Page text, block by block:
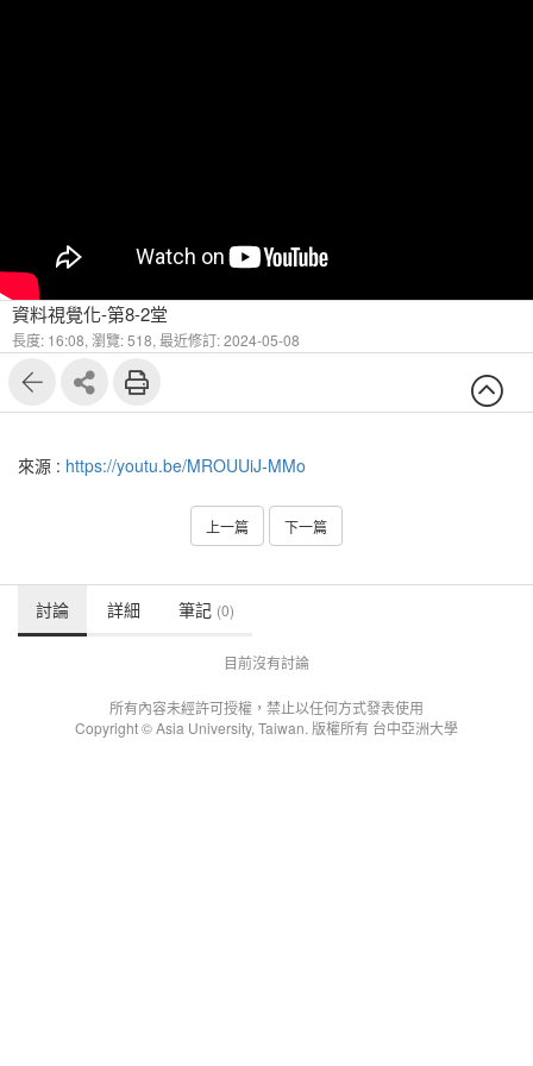
資料視覺化-第8-2堂
長度: 16:08, 瀏覽: 518, 最近修訂: 2024-05-08
來源 : https://youtu.be/MROUUiJ-MMo
上一篇 下一篇
討論 詳細 筆記 (0)
目前沒有討論
所有內容未經許可授權，禁止以任何方式發表使用
Copyright © Asia University, Taiwan. 版權所有 台中亞洲大學